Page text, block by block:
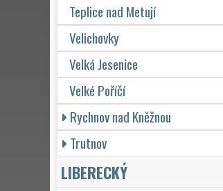
Teplice nad Metují
Velichovky
Velká Jesenice
Velké Poříčí
Rychnov nad Kněžnou
Trutnov
LIBERECKÝ